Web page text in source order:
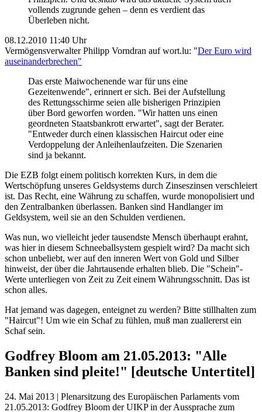
vollends zugrunde gehen – denn es verdient das
Überleben nicht.
08.12.2010 11:40 Uhr
Vermögensverwalter Philipp Vorndran auf wort.lu: "Der Euro wird
auseinanderbrechen"
Das erste Maiwochenende war für uns eine
Gezeitenwende", erinnert er sich. Bei der Aufstellung
des Rettungsschirme seien alle bisherigen Prinzipien
über Bord geworfen worden. "Wir hatten uns einen
geordneten Staatsbankrott erwartet", sagt der Berater.
"Entweder durch einen klassischen Haircut oder eine
Verdoppelung der Anleihenlaufzeiten. Die Szenarien
sind ja bekannt.
Die EZB folgt einem politisch korrekten Kurs, in dem die
Wertschöpfung unseres Geldsystems durch Zinseszinsen verschleiert
ist. Das Recht, eine Währung zu schaffen, wurde monopolisiert und
den Zentralbanken überlassen. Banken sind Handlanger im
Geldsystem, weil sie an den Schulden verdienen.
Was nun, wo vielleicht jeder tausendste Mensch überhaupt erahnt,
was hier in diesem Schneeballsystem gespielt wird? Da macht sich
schon unbeliebt, wer auf den inneren Wert von Gold und Silber
hinweist, der über die Jahrtausende erhalten blieb. Die "Schein"-
Werte unterliegen von Zeit zu Zeit einem Währungsschnitt. Das ist
schon alles.
Hat jemand was dagegen, enteignet zu werden? Bitte stillhalten zum
"Haircut"! Um wie ein Schaf zu fühlen, muß man zuallererst ein
Schaf sein.
Godfrey Bloom am 21.05.2013: "Alle
Banken sind pleite!" [deutsche Untertitel]
24. Mai 2013 | Plenarsitzung des Europäischen Parlaments vom
21.05.2013: Godfrey Bloom der UIKP in der Aussprache zum